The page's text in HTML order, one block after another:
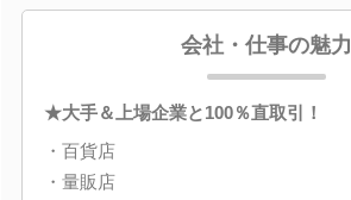
会社・仕事の魅力
★大手＆上場企業と100％直取引！
・百貨店
・量販店